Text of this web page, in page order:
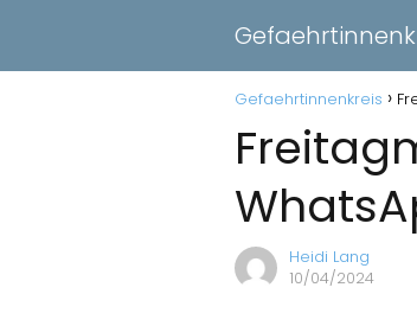
Gefaehrtinnenkreis
Heidi Lang
10/04/2024